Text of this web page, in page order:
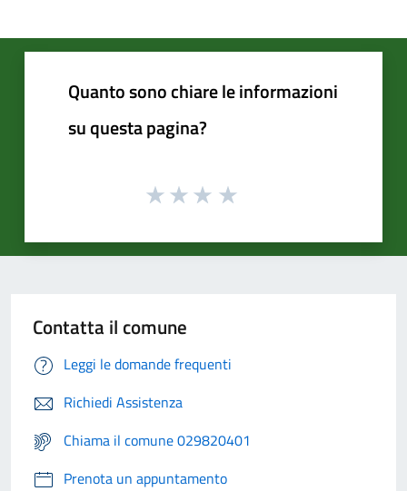
Quanto sono chiare le informazioni
su questa pagina?
Contatta il comune
Leggi le domande frequenti
Richiedi Assistenza
Chiama il comune 029820401
Prenota un appuntamento